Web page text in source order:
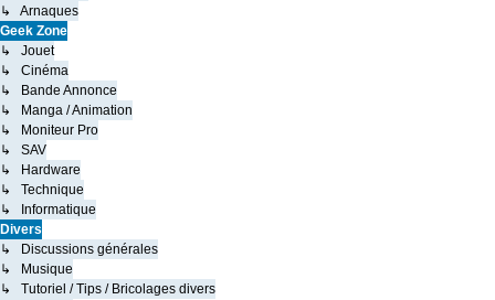
↳ Arnaques
Geek Zone
↳ Jouet
↳ Cinéma
↳ Bande Annonce
↳ Manga / Animation
↳ Moniteur Pro
↳ SAV
↳ Hardware
↳ Technique
↳ Informatique
Divers
↳ Discussions générales
↳ Musique
↳ Tutoriel / Tips / Bricolages divers